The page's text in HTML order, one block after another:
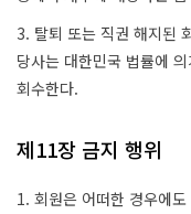
3. 탈퇴 또는 직권 해지된
당사는 대한민국 법률에
회수한다.
제11장 금지 행위
1. 회원은 어떠한 경우에